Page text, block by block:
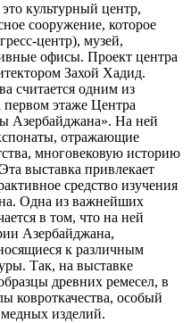
культурный центр,
сооружение, которое
центр), музей,
офисы. Проект центра
Захой Хадид.
считается одним из
этаже Центра
Азербайджана». На ней
отражающие
многовековую историю
выставка привлекает
средство изучения
Одна из важнейших
в том, что на ней
Азербайджана,
к различным
Так, на выставке
древних ремесел, в
ковроткачества, особый
изделий.